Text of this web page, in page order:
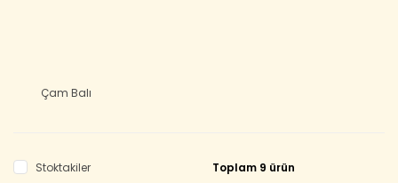
Çam Balı
Stoktakiler Toplam 9 ürün